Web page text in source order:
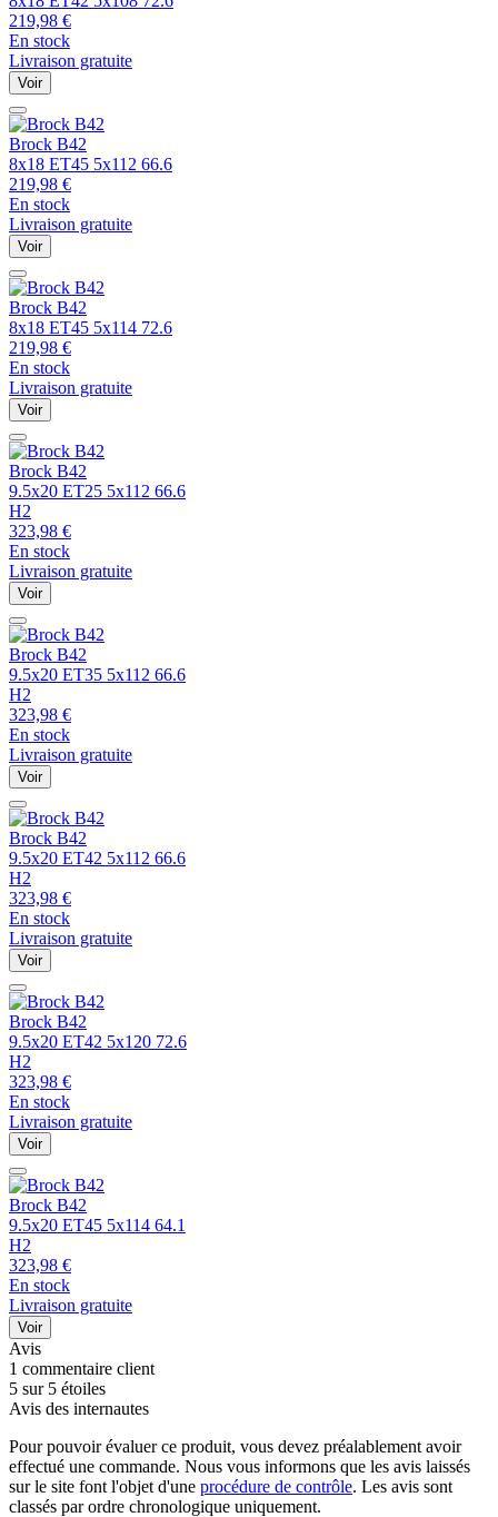
219,98 €
En stock
Livraison gratuite
Voir
Brock B42
8x18 ET45 5x112 66.6
219,98 €
En stock
Livraison gratuite
Voir
Brock B42
8x18 ET45 5x114 72.6
219,98 €
En stock
Livraison gratuite
Voir
Brock B42
9.5x20 ET25 5x112 66.6
H2
323,98 €
En stock
Livraison gratuite
Voir
Brock B42
9.5x20 ET35 5x112 66.6
H2
323,98 €
En stock
Livraison gratuite
Voir
Brock B42
9.5x20 ET42 5x112 66.6
H2
323,98 €
En stock
Livraison gratuite
Voir
Brock B42
9.5x20 ET42 5x120 72.6
H2
323,98 €
En stock
Livraison gratuite
Voir
Brock B42
9.5x20 ET45 5x114 64.1
H2
323,98 €
En stock
Livraison gratuite
Voir
Avis
1 commentaire client
5 sur 5 étoiles
Avis des internautes
Pour pouvoir évaluer ce produit, vous devez préalablement avoir
effectué une commande. Nous vous informons que les avis laissés
sur le site font l'objet d'une procédure de contrôle. Les avis sont
classés par ordre chronologique uniquement.